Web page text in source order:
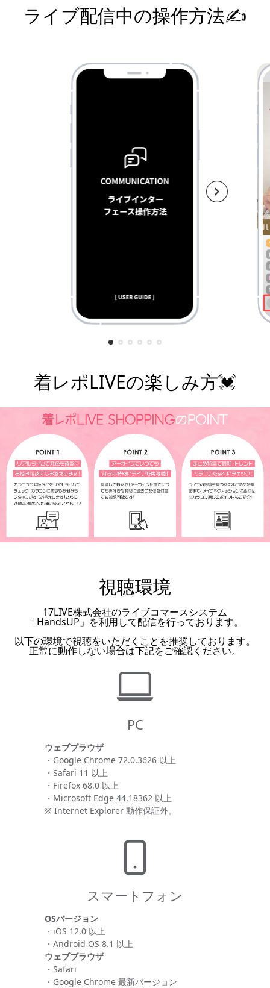
ライブ配信中の操作方法✍️
¥7,800
着レポLIVEの楽しみ方💓
視聴環境
17LIVE株式会社のライブコマースシステム
「HandsUP」を利用して配信を行っております。
以下の環境で視聴をいただくことを推奨しております。
正常に動作しない場合は下記をご確認ください。
PC
ウェブブラウザ
・Google Chrome 72.0.3626 以上
・Safari 11 以上
・Firefox 68.0 以上
・Microsoft Edge 44.18362 以上
※ Internet Explorer 動作保証外。
スマートフォン
OSバージョン
・iOS 12.0 以上
・Android OS 8.1 以上
ウェブブラウザ
・Safari
・Google Chrome 最新バージョン